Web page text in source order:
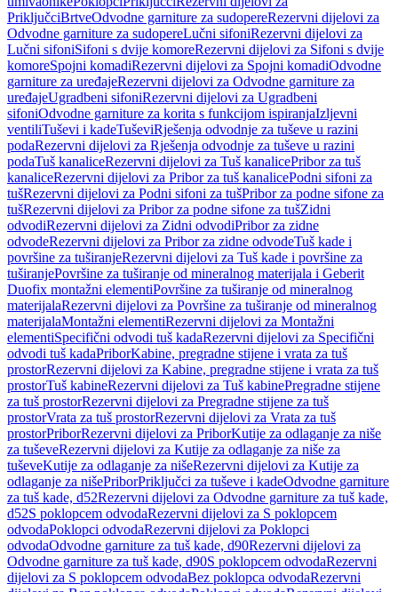
PriključciBrtveOdvodne garniture za sudopereRezervni dijelovi za
Odvodne garniture za sudopereLučni sifoniRezervni dijelovi za
Lučni sifoniSifoni s dvije komoreRezervni dijelovi za Sifoni s dvije
komoreSpojni komadiRezervni dijelovi za Spojni komadiOdvodne
garniture za uređajeRezervni dijelovi za Odvodne garniture za
uređajeUgradbeni sifoniRezervni dijelovi za Ugradbeni
sifoniOdvodne garniture za korita s funkcijom ispiranjaIzljevni
ventiliTuševi i kadeTuševiRješenja odvodnje za tuševe u razini
podaRezervni dijelovi za Rješenja odvodnje za tuševe u razini
podaTuš kanaliceRezervni dijelovi za Tuš kanalicePribor za tuš
kanaliceRezervni dijelovi za Pribor za tuš kanalicePodni sifoni za
tušRezervni dijelovi za Podni sifoni za tušPribor za podne sifone za
tušRezervni dijelovi za Pribor za podne sifone za tušZidni
odvodiRezervni dijelovi za Zidni odvodiPribor za zidne
odvodeRezervni dijelovi za Pribor za zidne odvodeTuš kade i
površine za tuširanjeRezervni dijelovi za Tuš kade i površine za
tuširanjePovršine za tuširanje od mineralnog materijala i Geberit
Duofix montažni elementiPovršine za tuširanje od mineralnog
materijalaRezervni dijelovi za Površine za tuširanje od mineralnog
materijalaMontažni elementiRezervni dijelovi za Montažni
elementiSpecifični odvodi tuš kadaRezervni dijelovi za Specifični
odvodi tuš kadaPriborKabine, pregradne stijene i vrata za tuš
prostorRezervni dijelovi za Kabine, pregradne stijene i vrata za tuš
prostorTuš kabineRezervni dijelovi za Tuš kabinePregradne stijene
za tuš prostorRezervni dijelovi za Pregradne stijene za tuš
prostorVrata za tuš prostorRezervni dijelovi za Vrata za tuš
prostorPriborRezervni dijelovi za PriborKutije za odlaganje za niše
za tuševeRezervni dijelovi za Kutije za odlaganje za niše za
tuševeKutije za odlaganje za nišeRezervni dijelovi za Kutije za
odlaganje za nišePriborPriključci za tuševe i kadeOdvodne garniture
za tuš kade, d52Rezervni dijelovi za Odvodne garniture za tuš kade,
d52S poklopcem odvodaRezervni dijelovi za S poklopcem
odvodaPoklopci odvodaRezervni dijelovi za Poklopci
odvodaOdvodne garniture za tuš kade, d90Rezervni dijelovi za
Odvodne garniture za tuš kade, d90S poklopcem odvodaRezervni
dijelovi za S poklopcem odvodaBez poklopca odvodaRezervni